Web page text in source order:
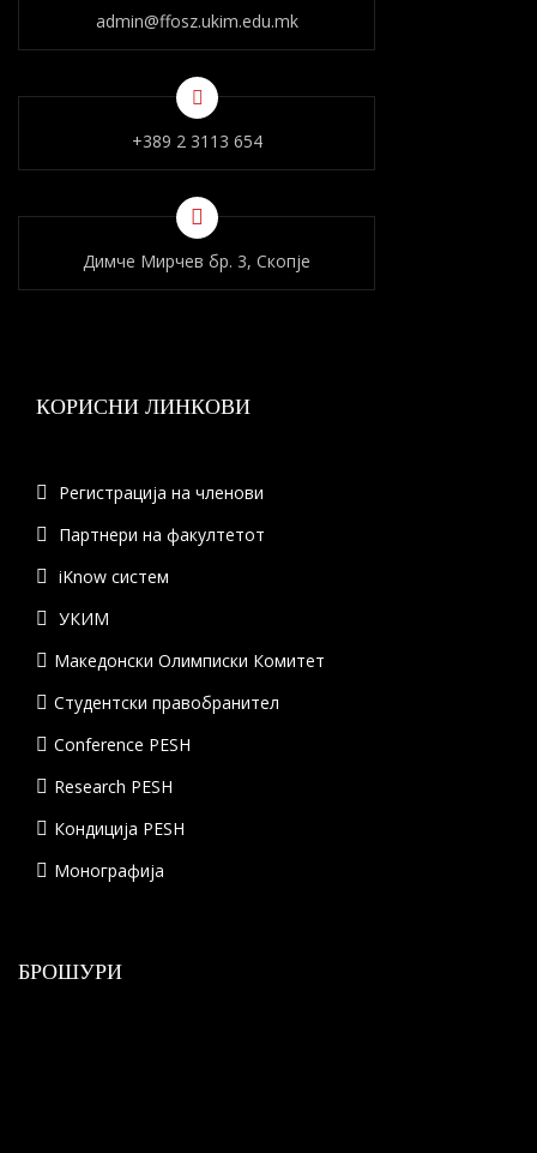
admin@ffosz.ukim.edu.mk
+389 2 3113 654
Димче Мирчев бр. 3, Скопје
КОРИСНИ ЛИНКОВИ
Регистрација на членови
Партнери на факултетот
iKnow систем
УКИМ
Македонски Олимписки Комитет
Студентски правобранител
Conference PESH
Research PESH
Кондиција PESH
Монографија
БРОШУРИ